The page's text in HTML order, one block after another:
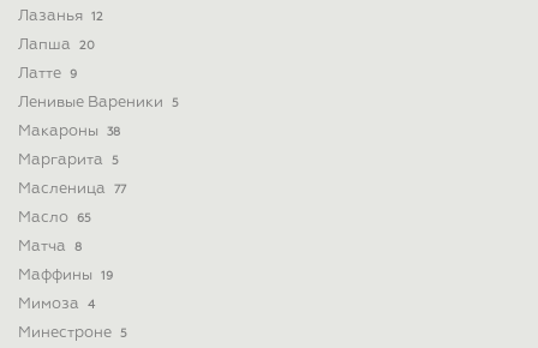
Лазанья 12
Лапша 20
Латте 9
Ленивые Вареники 5
Макароны 38
Маргарита 5
Масленица 77
Масло 65
Матча 8
Маффины 19
Мимоза 4
Минестроне 5